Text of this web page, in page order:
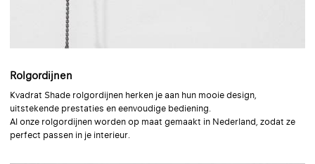
Rolgordijnen
Kvadrat Shade rolgordijnen herken je aan hun mooie design,
uitstekende prestaties en eenvoudige bediening.
Al onze rolgordijnen worden op maat gemaakt in Nederland, zodat ze
perfect passen in je interieur.